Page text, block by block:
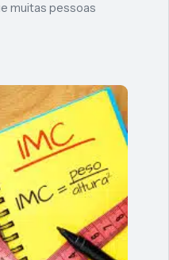
muitas pessoas